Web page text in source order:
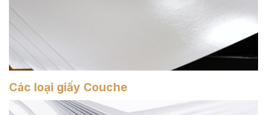
Các loại giấy Couche